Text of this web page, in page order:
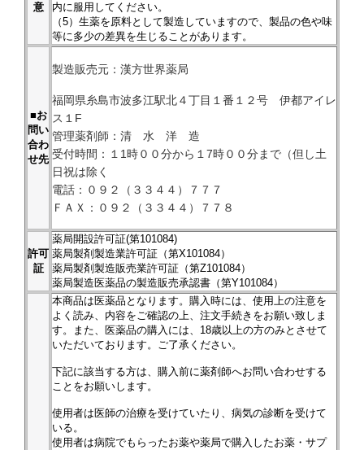
意
内に服用してください。
（5）生薬を原料として製造していますので、製品の色や味
等に多少の差異を生じることがあります。
■お
問い
合わ
せ先
製造販売元：漢方世界薬局
福岡県糸島市波多江駅北４丁目１番１２号 伊都アイレ
ス１F
管理薬剤師：清 水 洋 造
受付時間：１1時００分から１7時００分まで（但し土
日祝は除く
電話：０９２（３３４４）７７７
ＦＡＸ：０９２（３３４４）７７８
許可
証
薬局開設許可証(第101084)
薬局製剤製造業許可証（第X101084）
薬局製剤製造販売業許可証（第Z101084）
薬局製造医薬品の製造販売承認書（第Y101084）
本商品は医薬品となります。購入時には、使用上の注意を
よく読み、内容をご確認の上、注文手続きをお願い致しま
す。また、医薬品の購入には、18歳以上の方のみとさせて
いただいております。ご了承ください。
下記に該当する方は、購入前に薬剤師へお問い合わせする
ことをお願いします。
使用者は医師の治療を受けていたり、病気の診断を受けて
いる。
使用者は病院でもらったお薬や薬局で購入したお薬・サプ